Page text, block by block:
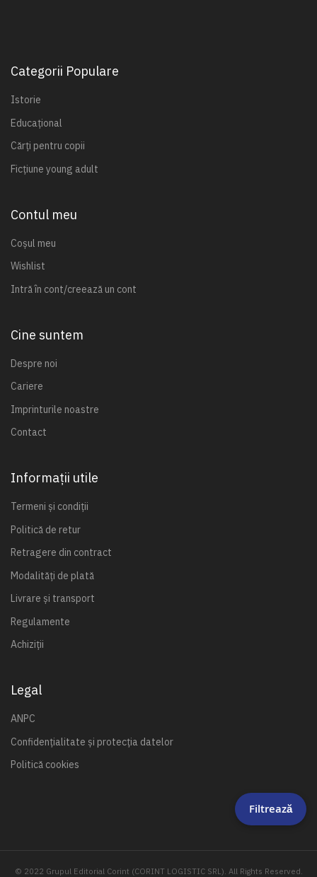
Categorii Populare
Istorie
Educațional
Cărți pentru copii
Ficțiune young adult
Contul meu
Coșul meu
Wishlist
Intră în cont/creează un cont
Cine suntem
Despre noi
Cariere
Imprinturile noastre
Contact
Informații utile
Termeni și condiții
Politică de retur
Retragere din contract
Modalități de plată
Livrare și transport
Regulamente
Achiziții
Legal
ANPC
Confidențialitate și protecția datelor
Politică cookies
© 2022 Grupul Editorial Corint (CORINT LOGISTIC SRL). All Rights Reserved.
Filtrează